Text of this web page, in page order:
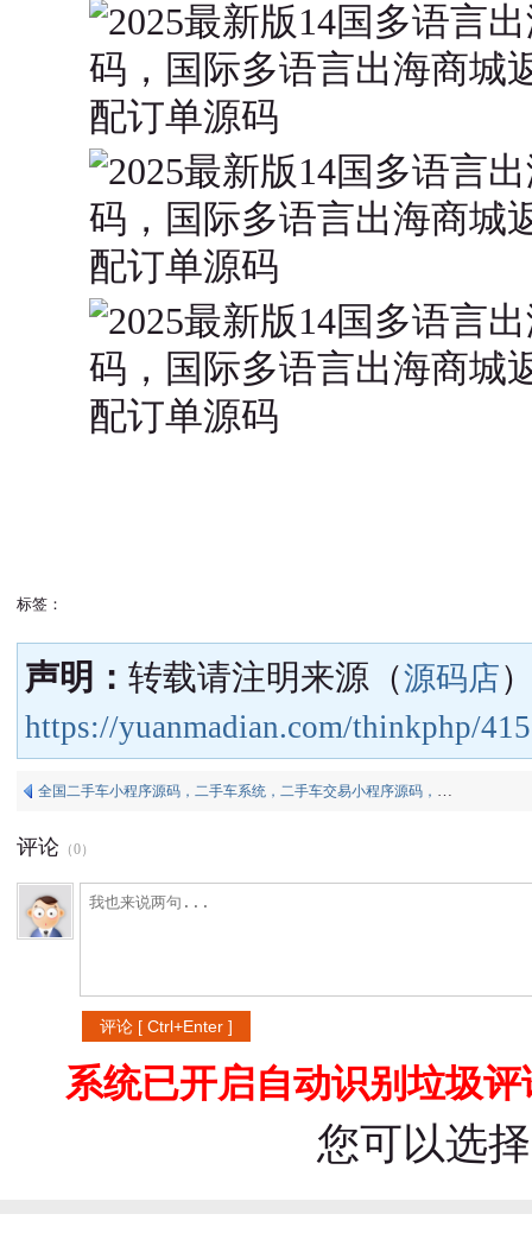
标签：
声明： 转载请注明来源（源码店
https://yuanmadian.com/thinkphp/
全国二手车小程序源码，二手车系统，二手车交易小程序源码，二手车销售小程序平台源码
评论 （0）
系统已开启自动识别垃圾
您可以选